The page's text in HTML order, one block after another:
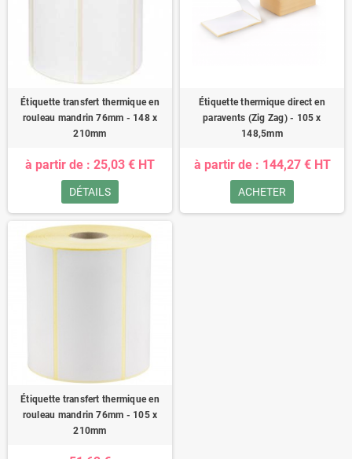
Étiquette transfert thermique en
rouleau mandrin 76mm - 148 x
210mm
à partir de : 25,03 € HT
DÉTAILS
Étiquette thermique direct en
paravents (Zig Zag) - 105 x
148,5mm
à partir de : 144,27 € HT
ACHETER
Étiquette transfert thermique en
rouleau mandrin 76mm - 105 x
210mm